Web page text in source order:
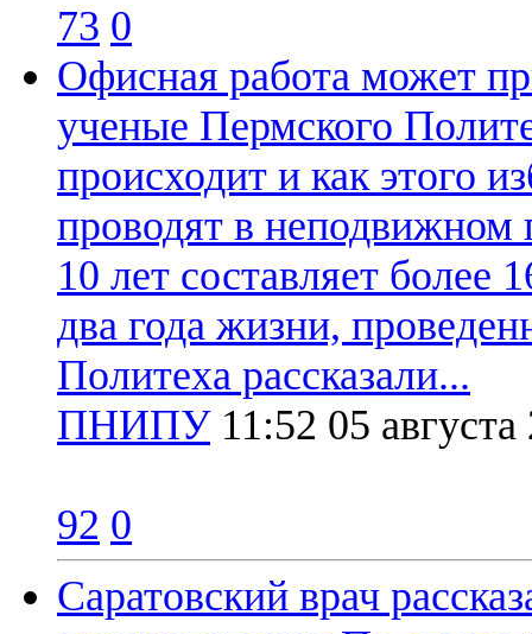
73 0
Офисная работа может
ученые Пермского
происходит и как этого
проводят в неподвижном
10 лет составляет более
два года жизни,
Политеха рассказали...
ПНИПУ 11:52 05
92 0
Саратовский врач